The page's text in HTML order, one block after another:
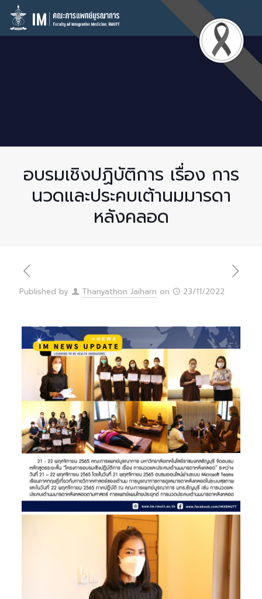
อบรมเชิงปฏิบัติการ เรื่อง การ
นวดและประคบเต้านมมารดา
หลังคลอด
Published by Thanyathon Jaiharn on 23/11/2022